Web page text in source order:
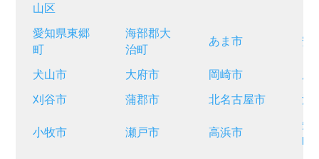
山区
愛知県東郷
町
海部郡大
治町
あま市 安
犬山市 大府市 岡崎市
刈谷市 蒲郡市 北名古屋市 清
小牧市 瀬戸市 高浜市
知
町